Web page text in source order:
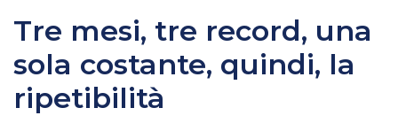
Tre mesi, tre record, una
sola costante, quindi, la
ripetibilità